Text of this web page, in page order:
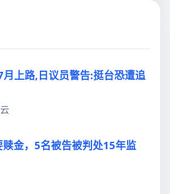
上路,日议员警告:挺台恐遭追
金，5名被告被判处15年监